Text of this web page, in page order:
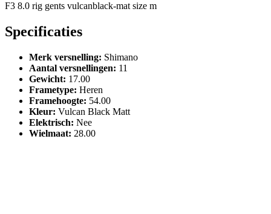
F3 8.0 rig gents vulcanblack-mat size m
Specificaties
Merk versnelling: Shimano
Aantal versnellingen: 11
Gewicht: 17.00
Frametype: Heren
Framehoogte: 54.00
Kleur: Vulcan Black Matt
Elektrisch: Nee
Wielmaat: 28.00